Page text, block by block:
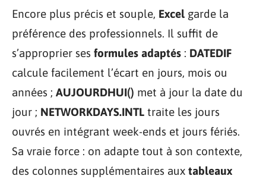
Encore plus précis et souple, Excel garde la
préférence des professionnels. Il suffit de
s’approprier ses formules adaptés : DATEDIF
calcule facilement l’écart en jours, mois ou
années ; AUJOURDHUI() met à jour la date du
jour ; NETWORKDAYS.INTL traite les jours
ouvrés en intégrant week-ends et jours fériés.
Sa vraie force : on adapte tout à son contexte,
des colonnes supplémentaires aux tableaux